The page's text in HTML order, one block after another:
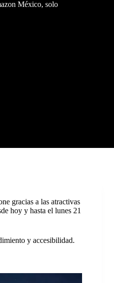
México, solo
gracias a las atractivas
hoy y hasta el lunes 21
y accesibilidad.